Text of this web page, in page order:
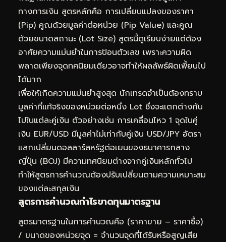
ทางการเงิน สูตรหลักคือ การเปลี่ยนแปลงของราคา
(Pip) คูณด้วยมูลค่าต่อหน่วย (Pip Value) และคูณ
ด้วยขนาดสถานะ (Lot Size) สูตรนี้ดูเรียบง่ายแต่ต้อง
อาศัยความแม่นยำในการป้อนตัวเลข เพราะความผิด
พลาดเพียงจุดทศนิยมเดียวอาจทำให้ผลลัพธ์ผิดเพี้ยนไป
ได้มาก
เพื่อให้เกิดความแม่นยำสูงสุด นักเทรดจำเป็นต้องทราบ
มูลค่าที่แท้จริงของหน่วยต่อหนึ่ง Lot ซึ่งจะแตกต่างกัน
ไปในแต่ละคู่เงิน ตัวอย่างเช่น การเคลื่อนไหว 1 จุดในคู่
เงิน EUR/USD มีมูลค่าไม่เท่ากับคู่เงิน USD/JPY อัตรา
แลกเปลี่ยนดอลลาร์สหรัฐต่อเยนของธนาคารกลาง
ญี่ปุ่น (BOJ) มีความทศนิยมต่างจากคู่เงินหลักทั่วไป
ทำให้สูตรการคำนวณต้องปรับเปลี่ยนตามความเหมาะสม
ของแต่ละสกุลเงิน
สูตรการคำนวณกำไรขาดทุนมาตรฐาน
สูตรมาตรฐานในการคำนวณคือ (ราคาขาย – ราคาซื้อ)
/ ขนาดของหน่วยจุด = จำนวนจุดที่ได้รับหรือสูญเสีย